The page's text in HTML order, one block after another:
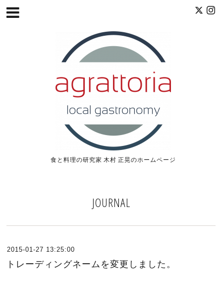
食と料理の研究家 木村 正晃のホームページ
JOURNAL
2015-01-27 13:25:00
トレーディングネームを変更しました。